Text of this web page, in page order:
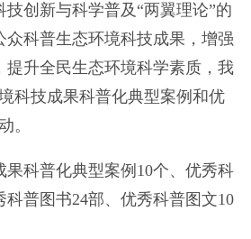
创新与科学普及“两翼理论”的
众科普生态环境科技成果，增强
提升全民生态环境科学素质，我
科技成果科普化典型案例和优
。
科普化典型案例10个、优秀科
科普图书24部、优秀科普图文10